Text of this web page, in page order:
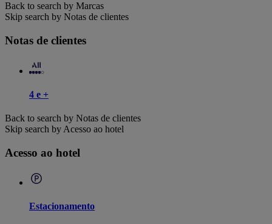
Back to search by Marcas
Skip search by Notas de clientes
Notas de clientes
4 e +
Back to search by Notas de clientes
Skip search by Acesso ao hotel
Acesso ao hotel
Estacionamento